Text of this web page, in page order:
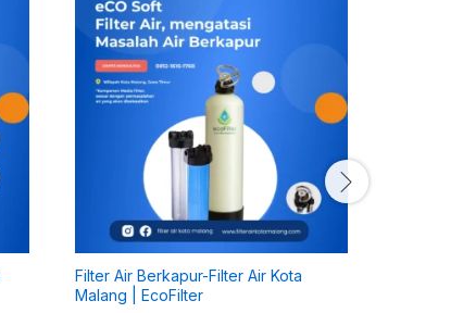
Filter Air Berkapur-Filter Air Kota
Malang | EcoFilter